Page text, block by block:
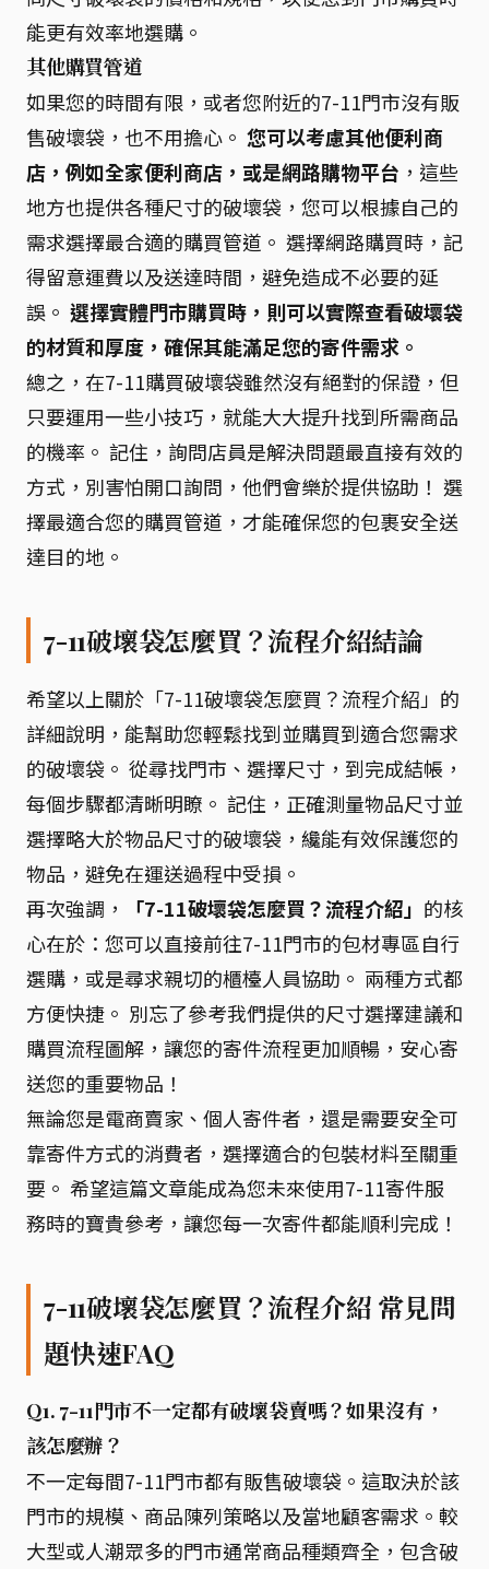
能更有效率地選購。
其他購買管道
如果您的時間有限，或者您附近的7-11門市沒有販
售破壞袋，也不用擔心。 您可以考慮其他便利商
店，例如全家便利商店，或是網路購物平台 ，這些
地方也提供各種尺寸的破壞袋，您可以根據自己的
需求選擇最合適的購買管道。 選擇網路購買時，記
得留意運費以及送達時間，避免造成不必要的延
誤。 選擇實體門市購買時，則可以實際查看破壞袋
的材質和厚度，確保其能滿足您的寄件需求。
總之，在7-11購買破壞袋雖然沒有絕對的保證，但
只要運用一些小技巧，就能大大提升找到所需商品
的機率。 記住，詢問店員是解決問題最直接有效的
方式，別害怕開口詢問，他們會樂於提供協助！ 選
擇最適合您的購買管道，才能確保您的包裹安全送
達目的地。
7-11破壞袋怎麼買？流程介紹結論
希望以上關於「7-11破壞袋怎麼買？流程介紹」的
詳細說明，能幫助您輕鬆找到並購買到適合您需求
的破壞袋。 從尋找門市、選擇尺寸，到完成結帳，
每個步驟都清晰明瞭。 記住，正確測量物品尺寸並
選擇略大於物品尺寸的破壞袋，纔能有效保護您的
物品，避免在運送過程中受損。
再次強調，
「7-11破壞袋怎麼買？流程介紹」 的核
心在於：您可以直接前往7-11門市的包材專區自行
選購，或是尋求親切的櫃檯人員協助。 兩種方式都
方便快捷。 別忘了參考我們提供的尺寸選擇建議和
購買流程圖解，讓您的寄件流程更加順暢，安心寄
送您的重要物品！
無論您是電商賣家、個人寄件者，還是需要安全可
靠寄件方式的消費者，選擇適合的包裝材料至關重
要。 希望這篇文章能成為您未來使用7-11寄件服
務時的寶貴參考，讓您每一次寄件都能順利完成！
7-11破壞袋怎麼買？流程介紹 常見問
題快速FAQ
Q1. 7-11門市不一定都有破壞袋賣嗎？如果沒有，
該怎麼辦？
不一定每間7-11門市都有販售破壞袋。這取決於該
門市的規模、商品陳列策略以及當地顧客需求。較
大型或人潮眾多的門市通常商品種類齊全，包含破